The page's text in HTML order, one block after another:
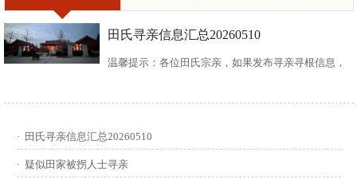
田氏寻亲信息汇总20260510
温馨提示：各位田氏宗亲，如果发布寻亲寻根信息，
讳，迁居前字辈和迁居后历次新续的字辈，分迁族人
· 田氏寻亲信息汇总20260510
· 疑似田家被拐人士寻亲